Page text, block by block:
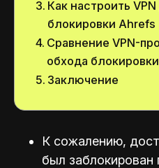
Как настроить
блокировки Ahrefs
Сравнение VPN-
обхода
Заключение
К сожалению,
был заблокирован